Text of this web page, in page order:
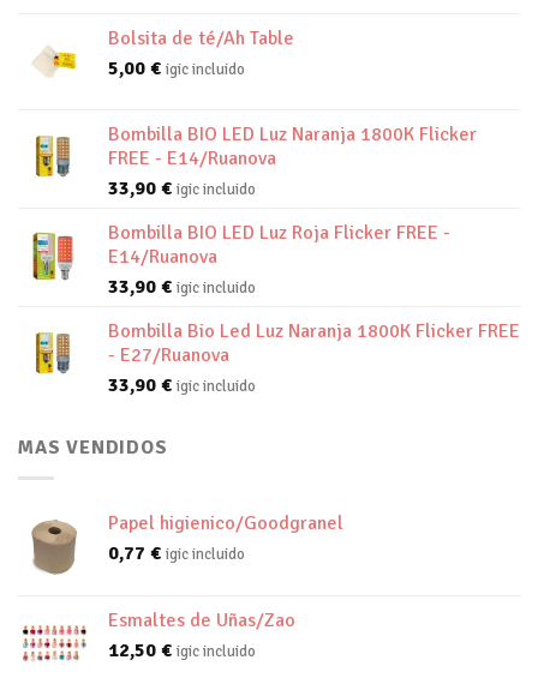
Bolsita de té/Ah Table
5,00 € igic incluido
Bombilla BIO LED Luz Naranja 1800K Flicker
FREE - E14/Ruanova
33,90 € igic incluido
Bombilla BIO LED Luz Roja Flicker FREE -
E14/Ruanova
33,90 € igic incluido
Bombilla Bio Led Luz Naranja 1800K Flicker FREE
- E27/Ruanova
33,90 € igic incluido
MAS VENDIDOS
Papel higienico/Goodgranel
0,77 € igic incluido
Esmaltes de Uñas/Zao
12,50 € igic incluido